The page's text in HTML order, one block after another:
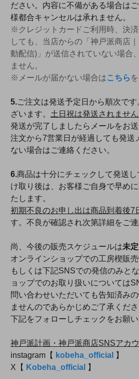
ださい。内容に不備がある場合は
様都合キャンセルは承れません。
※クレジットカードご利用時、決
しても、当店からの「神戸派商店
動配信)」が送信されていない場合
ません。
※メールが届かない場合はこちら
5.ご注文は発送予定日から順次で
ざいます。 土日祝は発送されません
発送が完了しましたらメールをお
注文から7営業日が経過しても発送
ない場合はご連絡ください。
6.商品は十分にチェックして発送
け取り後は、お客様ご自身で早め
たします。
初期不良のお申し出は商品到着後7
す。不良が確認され次第詳細をご連
尚、今後の販売スケジュールは未定
オンラインショップでの工房楔販
もしくは下記SNSでの発信のみと
ョップでのお取り扱いについては
問い合わせいただいても告知済み
ませんのであらかじめご了承くださ
下記をフォローしチェックをお願い
神戸派計画・神戸派商店SNSアカ
instagram【 kobeha_official
】
X【 Kobeha_official 】